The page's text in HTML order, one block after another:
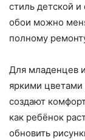
стиль детской
обои можно
полному
Для младенцев
яркими
создают
как ребёнок
обновить